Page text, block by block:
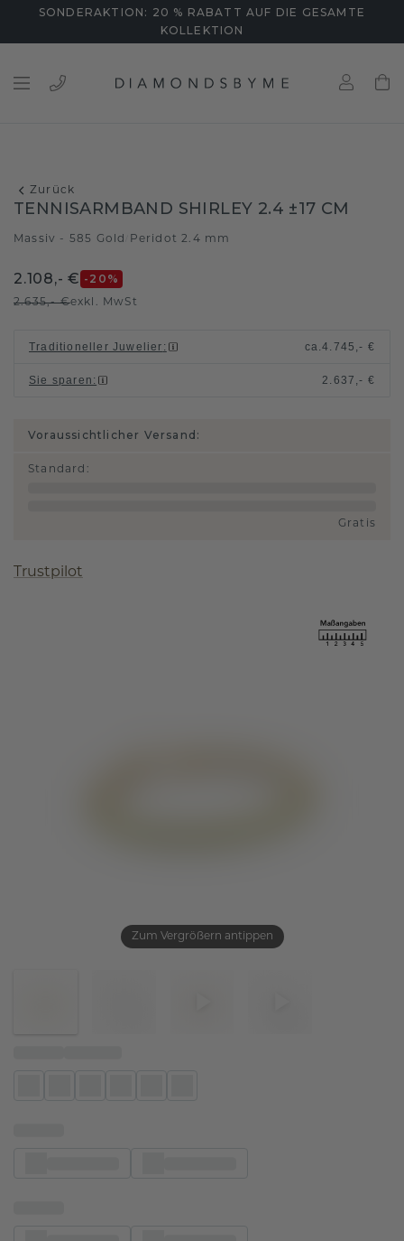
SONDERAKTION: 20 % RABATT AUF DIE GESAMTE
KOLLEKTION
Zurück
Zum Vergrößern antippen
TENNISARMBAND SHIRLEY 2.4 ±17 CM
Massiv - 585 Gold Peridot 2.4 mm
2.108,- € -20 %
2.635,- €exkl. MwSt
Traditioneller Juwelier : ca.4.745,- €
Sie sparen : 2.637,- €
Voraussichtlicher Versand:
Standard :
Gratis
Trustpilot